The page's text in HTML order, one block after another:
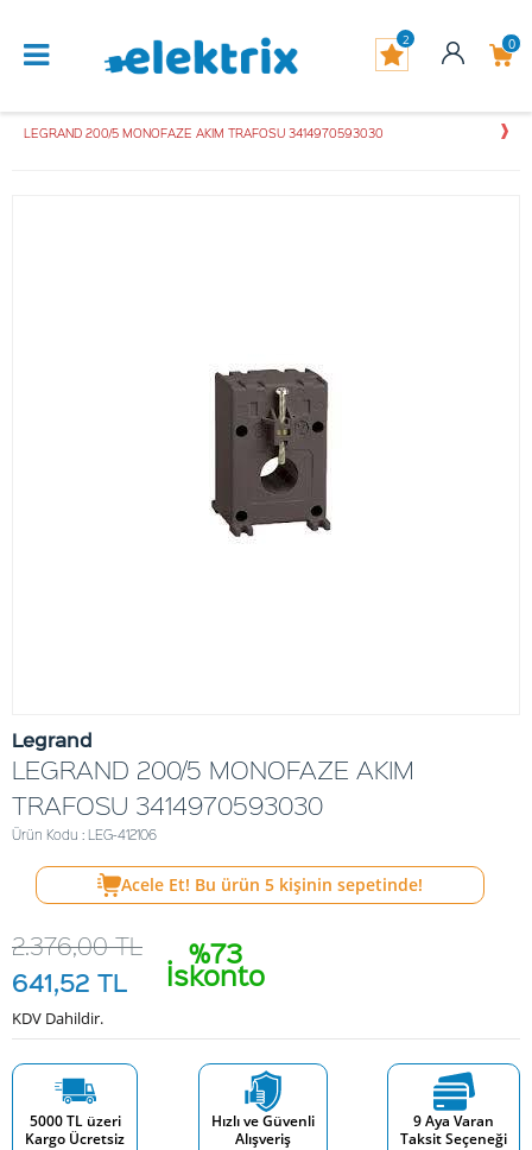
0
2
LEGRAND 200/5 MONOFAZE AKIM TRAFOSU 3414970593030
Legrand
LEGRAND 200/5 MONOFAZE AKIM
TRAFOSU 3414970593030
Ürün Kodu : LEG-412106
Acele Et! Bu ürün 5 kişinin sepetinde!
%73
İskonto
2.376,00TL
641,52 TL
KDV Dahildir.
5000 TL üzeri
Kargo Ücretsiz
Hızlı ve Güvenli
Alışveriş
9 Aya Varan
Taksit Seçeneği